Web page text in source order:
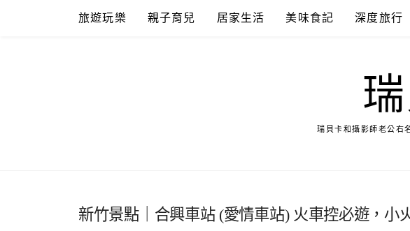
旅遊玩樂 親子育兒 居家生活 美味食記 深度旅行
瑞貝卡和攝影師老公右
新竹景點｜合興車站 (愛情車站) 火車控必遊，小